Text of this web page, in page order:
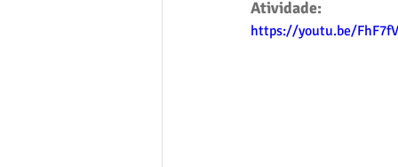
Atividade:
https://youtu.be/